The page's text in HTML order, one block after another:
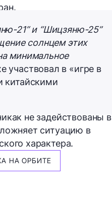
21” и “Шицзяню-25”
солнцем этих
минимальное
участвовал в «игре в
китайскими
не задействованы в
ситуацию в
характера.
НА ОРБИТЕ